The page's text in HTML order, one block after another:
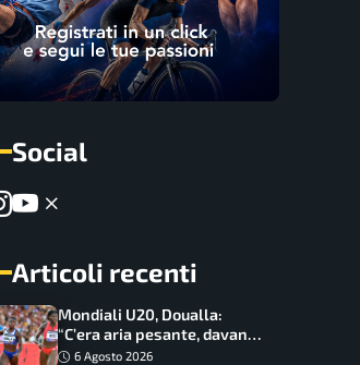
Social
Articoli recenti
Mondiali U20, Doualla:
“C’era aria pesante, davano
le mascherine! Finale? Non
6 Agosto 2026